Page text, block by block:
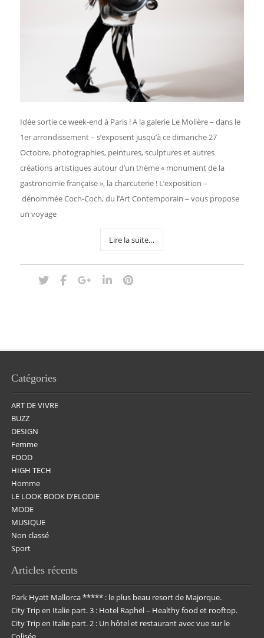
Idée sortie ce week-end à Paris ! A la galerie Le Molière – dans le
1er arrondissement – s’exposent jusqu’à ce dimanche 27
Octobre, photographies, peintures, sculptures et autres
créations artistiques autour d’un thème « monument de la
gastronomie française », la charcuterie ! L’exposition –
dénommée Coch-Coch, du l’Art Contemporain – vous propose
un voyage
Lire la suite…
Catégories
ART DE VIVRE
BUZZ
DESIGN
Femme
FOOD
HIGH TECH
Homme
LE LOOK BOOK D'ELODIE
MODE
MUSIQUE
Non classé
Sport
Articles récents
Park Hyatt Mallorca ***** : le plus beau resort de Majorque.
City Trip en Italie part. 3 : Hotel Raphël – Healthy food et rooftop.
City Trip en Italie part. 2 : Un hôtel et restaurant avec vue sur le